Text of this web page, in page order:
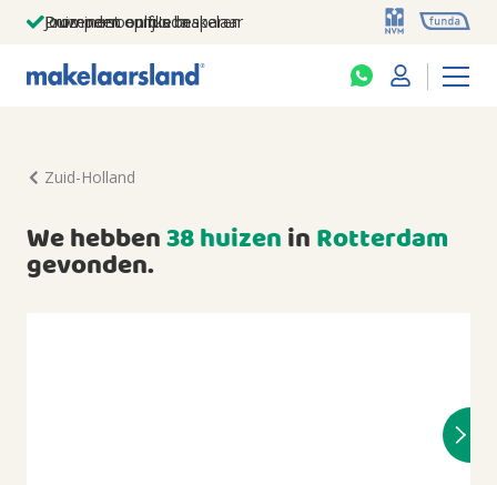
Jouw persoonlijke makelaar
Duizenden euro's besparen
Prominent op funda
Zuid-Holland
We hebben38 huizeninRotterdam
gevonden.